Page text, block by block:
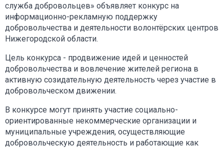
служба добровольцев» объявляет конкурс на
информационно-рекламную поддержку
добровольчества и деятельности волонтёрских центров
Нижегородской области.
Цель конкурса - продвижение идей и ценностей
добровольчества и вовлечение жителей региона в
активную созидательную деятельность через участие в
добровольческом движении.
В конкурсе могут принять участие социально-
ориентированные некоммерческие организации и
муниципальные учреждения, осуществляющие
добровольческую деятельность и работающие как